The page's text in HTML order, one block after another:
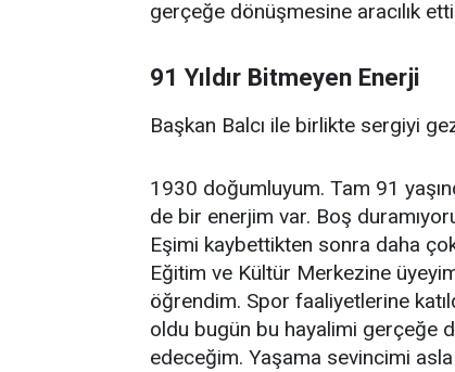
gerçeğe dönüşmesine aracılık
91 Yıldır Bitmeyen Enerji
Başkan Balcı ile birlikte sergiyi
1930 doğumluyum. Tam 91
de bir enerjim var. Boş
Eşimi kaybettikten sonra daha
Eğitim ve Kültür Merkezine
öğrendim. Spor faaliyetlerine
oldu bugün bu hayalimi gerçeğe
edeceğim. Yaşama sevincimi